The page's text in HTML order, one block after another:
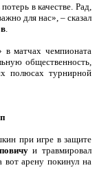
в качестве. Рад,
для нас», – сказал
.
в матчах чемпионата
общественность,
полюсах турнирной
при игре в защите
и травмировал
вот арену покинул на